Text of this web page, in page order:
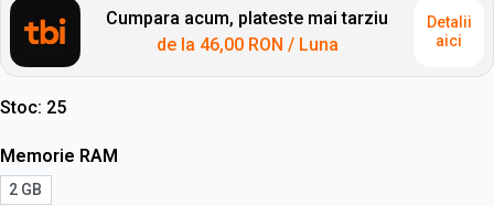
Cumpara acum, plateste mai tarziu
de la 46,00 RON / Luna
Detalii
aici
Stoc 25
Memorie RAM
2 GB